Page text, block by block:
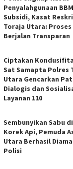
Penyalahgunaan
Subsidi, Kasat
Toraja Utara: Proses
Berjalan Transparan
Ciptakan
Sat Samapta Polres
Utara Gencarkan
Dialogis dan
Layanan 110
Sembunyikan Sabu
Korek Api, Pemuda
Utara Berhasil
Polisi